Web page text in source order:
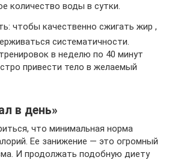
количество воды в сутки.
чтобы качественно сжигать жир ,
систематичности.
в неделю по 40 минут
привести тело в желаемый
в день»
что минимальная норма
Ее занижение — это огромный
И продолжать подобную диету